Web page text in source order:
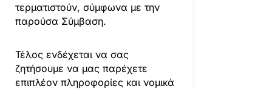
τερματιστούν, σύμφωνα με την
παρούσα Σύμβαση.
Τέλος ενδέχεται να σας
ζητήσουμε να μας παρέχετε
επιπλέον πληροφορίες και νομικά